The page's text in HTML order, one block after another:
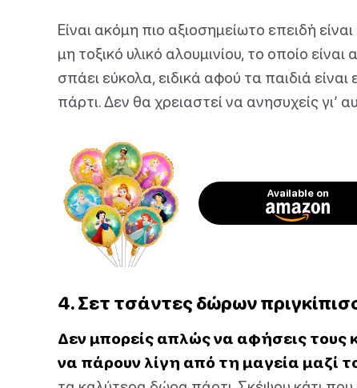
Είναι ακόμη πιο αξιοσημείωτο επειδή
μη τοξικό υλικό αλουμινίου, το οποίο
σπάει εύκολα, ειδικά αφού τα παιδιά
πάρτι. Δεν θα χρειαστεί να ανησυχείς γι’
Available on
4. Σετ τσάντες δώρων
Δεν μπορείς απλώς να αφήσεις τους
να πάρουν λίγη από τη μαγεία μαζί